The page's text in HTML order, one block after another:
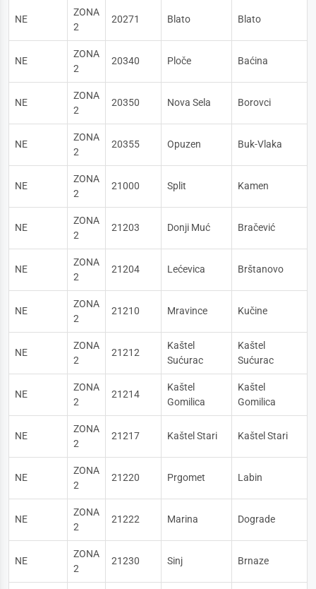
NE
ZONA
2
20271 Blato Blato
NE
ZONA
2
20340 Ploče Baćina
NE
ZONA
2
20350 Nova Sela Borovci
NE
ZONA
2
20355 Opuzen Buk-Vlaka
NE
ZONA
2
21000 Split Kamen
NE
ZONA
2
21203 Donji Muć Bračević
NE
ZONA
2
21204 Lećevica Brštanovo
NE
ZONA
2
21210 Mravince Kučine
NE
ZONA
2
21212
Kaštel
Sućurac
Kaštel
Sućurac
NE
ZONA
2
21214
Kaštel
Gomilica
Kaštel
Gomilica
NE
ZONA
2
21217 Kaštel Stari Kaštel Stari
NE
ZONA
2
21220 Prgomet Labin
NE
ZONA
2
21222 Marina Dograde
NE
ZONA
2
21230 Sinj Brnaze